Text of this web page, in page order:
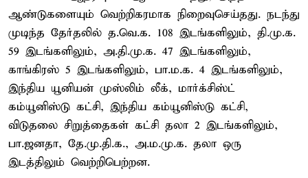
ஆண்டுகளையும் வெற்றிகரமாக நிறைவுசெய்தது. நடந்து
முடிந்த தேர்தலில் த.வெ.க. 108 இடங்களிலும், தி.மு.க.
59 இடங்களிலும், அ.தி.மு.க. 47 இடங்களிலும்,
காங்கிரஸ் 5 இடங்களிலும், பா.ம.க. 4 இடங்களிலும்,
இந்திய யூனியன் முஸ்லிம் லீக், மார்க்சிஸ்ட்
கம்யூனிஸ்டு கட்சி, இந்திய கம்யூனிஸ்டு கட்சி,
விடுதலை சிறுத்தைகள் கட்சி தலா 2 இடங்களிலும்,
பா.ஜனதா, தே.மு.தி.க., அ.ம.மு.க. தலா ஒரு
இடத்திலும் வெற்றிபெற்றன.